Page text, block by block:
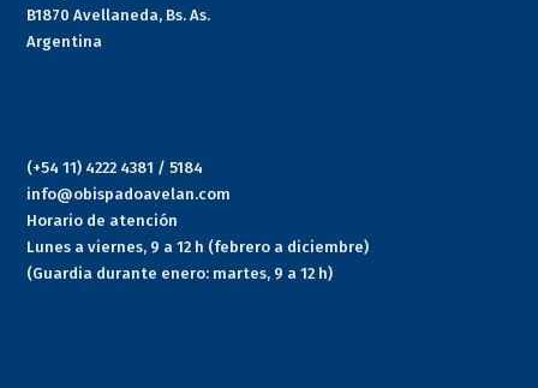
B1870 Avellaneda, Bs. As.
Argentina
(+54 11) 4222 4381 / 5184
info@obispadoavelan.com
Horario de atención
Lunes a viernes, 9 a 12 h (febrero a diciembre)
(Guardia durante enero: martes, 9 a 12 h)